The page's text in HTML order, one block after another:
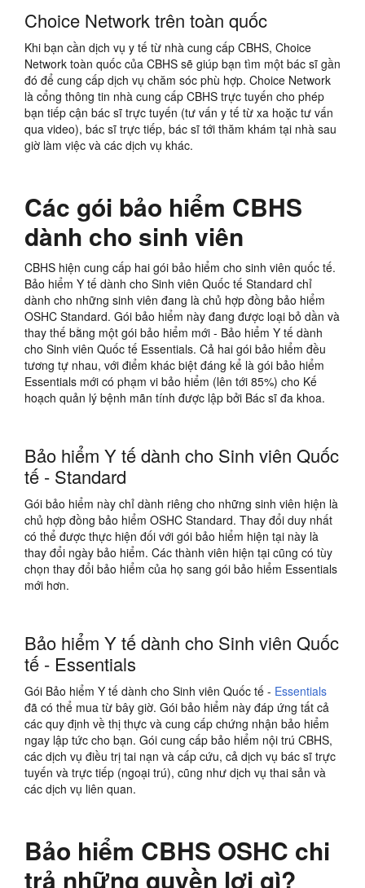
Choice Network trên toàn quốc
Khi bạn cần dịch vụ y tế từ nhà cung cấp CBHS, Choice
Network toàn quốc của CBHS sẽ giúp bạn tìm một bác sĩ gần
đó để cung cấp dịch vụ chăm sóc phù hợp. Choice Network
là cổng thông tin nhà cung cấp CBHS trực tuyến cho phép
bạn tiếp cận bác sĩ trực tuyến (tư vấn y tế từ xa hoặc tư vấn
qua video), bác sĩ trực tiếp, bác sĩ tới thăm khám tại nhà sau
giờ làm việc và các dịch vụ khác.
Các gói bảo hiểm CBHS
dành cho sinh viên
CBHS hiện cung cấp hai gói bảo hiểm cho sinh viên quốc tế.
Bảo hiểm Y tế dành cho Sinh viên Quốc tế Standard chỉ
dành cho những sinh viên đang là chủ hợp đồng bảo hiểm
OSHC Standard. Gói bảo hiểm này đang được loại bỏ dần và
thay thế bằng một gói bảo hiểm mới - Bảo hiểm Y tế dành
cho Sinh viên Quốc tế Essentials. Cả hai gói bảo hiểm đều
tương tự nhau, với điểm khác biệt đáng kể là gói bảo hiểm
Essentials mới có phạm vi bảo hiểm (lên tới 85%) cho Kế
hoạch quản lý bệnh mãn tính được lập bởi Bác sĩ đa khoa.
Bảo hiểm Y tế dành cho Sinh viên Quốc
tế - Standard
Gói bảo hiểm này chỉ dành riêng cho những sinh viên hiện là
chủ hợp đồng bảo hiểm OSHC Standard. Thay đổi duy nhất
có thể được thực hiện đối với gói bảo hiểm hiện tại này là
thay đổi ngày bảo hiểm. Các thành viên hiện tại cũng có tùy
chọn thay đổi bảo hiểm của họ sang gói bảo hiểm Essentials
mới hơn.
Bảo hiểm Y tế dành cho Sinh viên Quốc
tế - Essentials
Gói Bảo hiểm Y tế dành cho Sinh viên Quốc tế - Essentials
đã có thể mua từ bây giờ. Gói bảo hiểm này đáp ứng tất cả
các quy định về thị thực và cung cấp chứng nhận bảo hiểm
ngay lập tức cho bạn. Gói cung cấp bảo hiểm nội trú CBHS,
các dịch vụ điều trị tai nạn và cấp cứu, cả dịch vụ bác sĩ trực
tuyến và trực tiếp (ngoại trú), cũng như dịch vụ thai sản và
các dịch vụ liên quan.
Bảo hiểm CBHS OSHC chi
trả những quyền lợi gì?